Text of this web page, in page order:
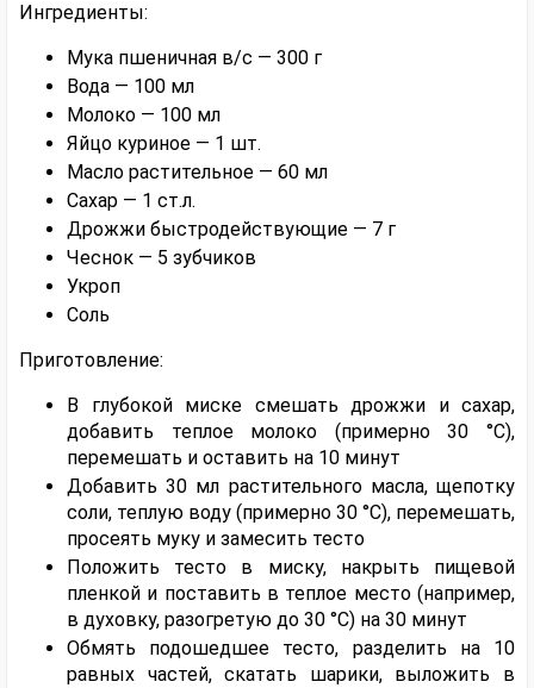
Ингредиенты:
Мука пшеничная в/с — 300 г
Вода — 100 мл
Молоко — 100 мл
Яйцо куриное — 1 шт.
Масло растительное — 60 мл
Сахар — 1 ст.л.
Дрожжи быстродействующие — 7 г
Чеснок — 5 зубчиков
Укроп
Соль
Приготовление:
В глубокой миске смешать дрожжи и сахар,
добавить теплое молоко (примерно 30 °C),
перемешать и оставить на 10 минут
Добавить 30 мл растительного масла, щепотку
соли, теплую воду (примерно 30 °C), перемешать,
просеять муку и замесить тесто
Положить тесто в миску, накрыть пищевой
пленкой и поставить в теплое место (например,
в духовку, разогретую до 30 °C) на 30 минут
Обмять подошедшее тесто, разделить на 10
равных частей, скатать шарики, выложить в